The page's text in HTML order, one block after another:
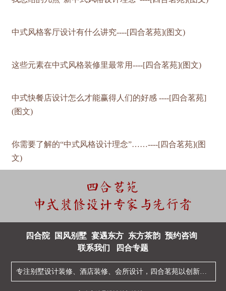
中式风格客厅设计有什么讲究----[四合茗苑](图文)
这些元素在中式风格装修里最常用----[四合茗苑](图文)
中式快餐店设计怎么才能赢得人们的好感 ----[四合茗苑]
(图文)
你需要了解的“中式风格设计理念”……----[四合茗苑](图
文)
四合院 国风别墅 宴遇东方 东方茶韵 预约咨询
联系我们
四合专题
专注别墅设计装修 、酒店装修 、会所设计 ，四合茗苑以创新型的